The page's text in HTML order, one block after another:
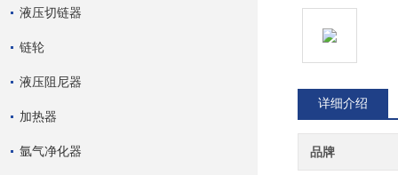
液压切链器
链轮
液压阻尼器
加热器
氩气净化器
详细介绍
品牌